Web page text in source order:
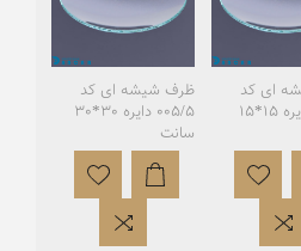
ای کد
005/2 دایره 15*15
ظرف شیشه ای کد
005/5 دایره 30*30
سانت